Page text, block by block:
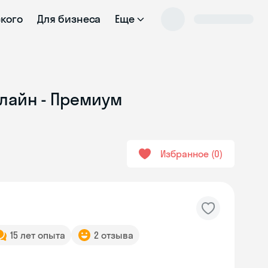
Для бизнеса Еще
- Премиум
Избранное 0
15 лет опыта 2 отзыва